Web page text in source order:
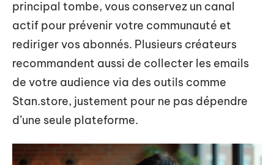
principal tombe, vous conservez un canal
actif pour prévenir votre communauté et
rediriger vos abonnés. Plusieurs créateurs
recommandent aussi de collecter les emails
de votre audience via des outils comme
Stan.store, justement pour ne pas dépendre
d’une seule plateforme.